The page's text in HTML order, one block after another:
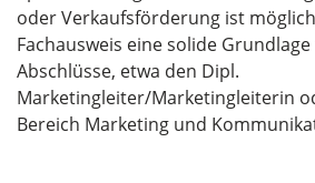
oder Verkaufsförderung ist
Fachausweis eine solide
Abschlüsse, etwa den Dipl.
Marketingleiter/Marketingleiterin
Bereich Marketing und